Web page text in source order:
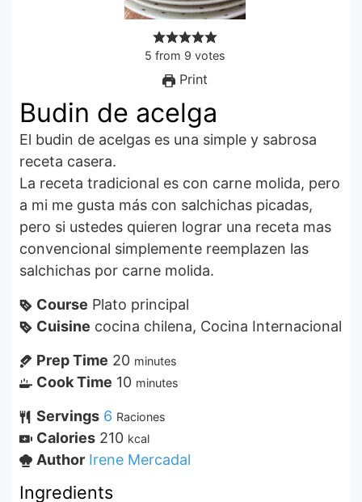
5 from 9 votes
Print
Budin de acelga
El budin de acelgas es una simple y sabrosa
receta casera.
La receta tradicional es con carne molida, pero
a mi me gusta más con salchichas picadas,
pero si ustedes quieren lograr una receta mas
convencional simplemente reemplazen las
salchichas por carne molida.
Course Plato principal
Cuisine cocina chilena, Cocina Internacional
Prep Time 20 minutes
Cook Time 10 minutes
Servings 6 Raciones
Calories 210 kcal
Author Irene Mercadal
Ingredients